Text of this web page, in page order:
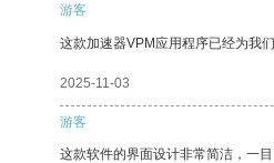
游客
这款加速器VPM应用程序已经为我
2025-11-03
游客
这款软件的界面设计非常简洁，一目